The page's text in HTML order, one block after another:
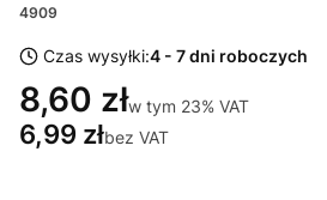
4909
Czas wysyłki:4 - 7 dni roboczych
8,60 złw tym 23% VAT
w tym 23% VAT
6,99 złbez VAT